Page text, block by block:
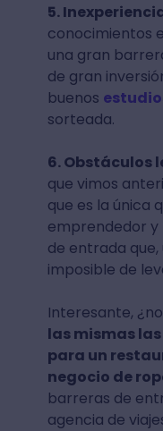
5.
conocimientos
una gran
de gran
buenos
sorteada.
6. Obstáculos
que vimos
que es la única
emprendedor
de entrada
imposible de
Interesante,
las mismas
para un
negocio de
barreras de
agencia de